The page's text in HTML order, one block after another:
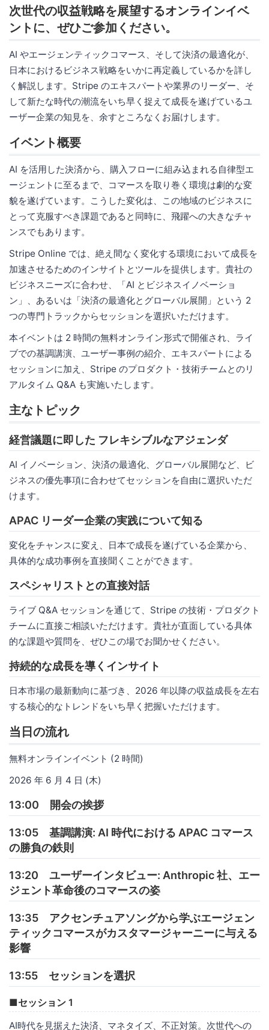
次世代の収益戦略を展望するオンラインイベ
ントに、ぜひご参加ください。
AI やエージェンティックコマース、そして決済の最適化が、
日本におけるビジネス戦略をいかに再定義しているかを詳し
く解説します。Stripe のエキスパートや業界のリーダー、そ
して新たな時代の潮流をいち早く捉えて成長を遂げているユ
ーザー企業の知見を、余すところなくお届けします。
イベント概要
AI を活用した決済から、購入フローに組み込まれる自律型エ
ージェントに至るまで、コマースを取り巻く環境は劇的な変
貌を遂げています。こうした変化は、この地域のビジネスに
とって克服すべき課題であると同時に、飛躍への大きなチャ
ンスでもあります。
Stripe Online では、絶え間なく変化する環境において成長を
加速させるためのインサイトとツールを提供します。貴社の
ビジネスニーズに合わせ、「AI とビジネスイノベーショ
ン」、あるいは「決済の最適化とグローバル展開」という 2
つの専門トラックからセッションを選択いただけます。
本イベントは 2 時間の無料オンライン形式で開催され、ライ
ブでの基調講演、ユーザー事例の紹介、エキスパートによる
セッションに加え、Stripe のプロダクト・技術チームとのリ
アルタイム Q&A も実施いたします。
主なトピック
経営議題に即した フレキシブルなアジェンダ
AI イノベーション、決済の最適化、グローバル展開など、ビ
ジネスの優先事項に合わせてセッションを自由に選択いただ
けます。
APAC リーダー企業の実践について知る
変化をチャンスに変え、日本で成長を遂げている企業から、
具体的な成功事例を直接聞くことができます。
スペシャリストとの直接対話
ライブ Q&A セッションを通じて、Stripe の技術・プロダクト
チームに直接ご相談いただけます。貴社が直面している具体
的な課題や質問を、ぜひこの場でお聞かせください。
持続的な成長を導くインサイト
日本市場の最新動向に基づき、2026 年以降の収益成長を左右
する核心的なトレンドをいち早く把握いただけます。
当日の流れ
無料オンラインイベント (2 時間)
2026 年 6 月 4 日 (木)
13:00 開会の挨拶
13:05 基調講演: AI 時代における APAC コマース
の勝負の鉄則
13:20 ユーザーインタビュー: Anthropic 社、エー
ジェント革命後のコマースの姿
13:35 アクセンチュアソングから学ぶエージェン
ティックコマースがカスタマージャーニーに与える
影響
13:55 セッションを選択
■セッション 1
AI時代を見据えた決済、マネタイズ、不正対策。次世代への